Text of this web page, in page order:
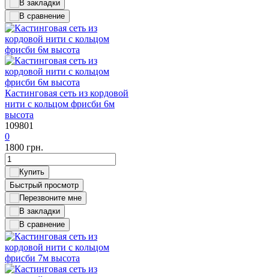
Кастинговая сеть из кордовой
нити с кольцом фрисби 6м
высота
109801
0
1800 грн.
Быстрый просмотр